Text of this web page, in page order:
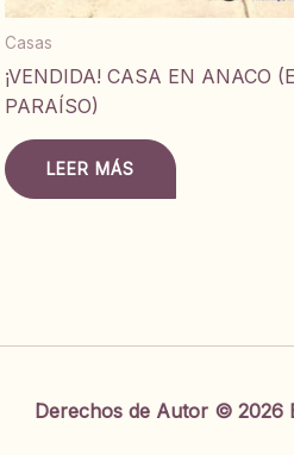
Casas
¡VENDIDA! CASA EN ANACO
PARAÍSO)
LEER MÁS
Derechos de Autor © 2026